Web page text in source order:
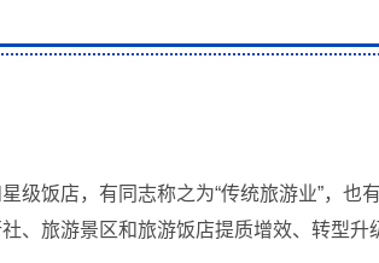
级饭店，有同志称之为“传统旅游业”，也
、旅游景区和旅游饭店提质增效、转型升